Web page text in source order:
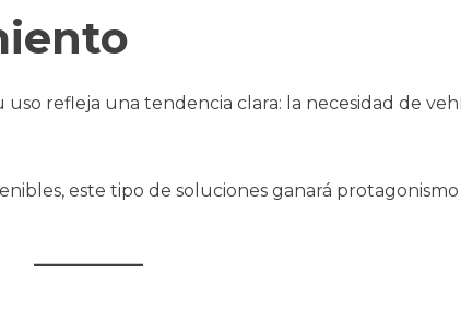
refleja una tendencia clara: la necesidad de
este tipo de soluciones ganará